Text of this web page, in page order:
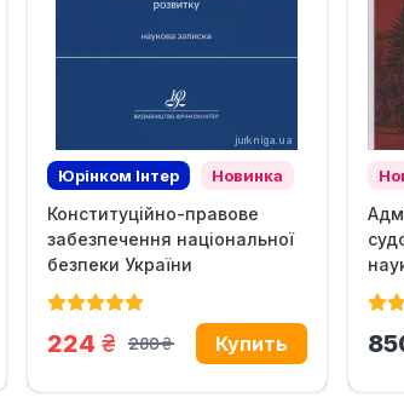
Юрінком Iнтер Новинка
Эксклюзив
Конституційно-правове
забезпечення національної
безпеки України
280
грн.
224 грн.